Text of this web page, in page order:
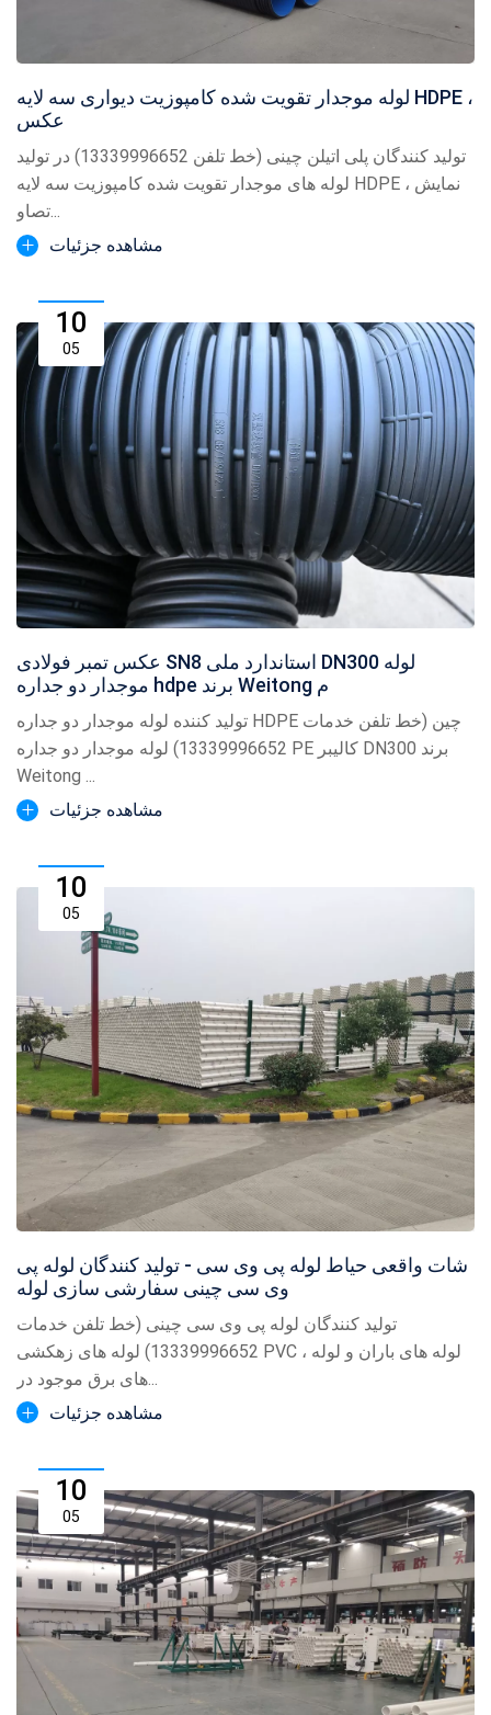
لوله موجدار تقویت شده کامپوزیت دیواری سه لایه HDPE ،
عکس
تولید کنندگان پلی اتیلن چینی (خط تلفن 13339996652) در تولید
لوله های موجدار تقویت شده کامپوزیت سه لایه HDPE ، نمایش
تصاو...
مشاهده جزئیات
10
05
عکس تمبر فولادی SN8 استاندارد ملی DN300 لوله
موجدار دو جداره hdpe برند Weitong م
تولید کننده لوله موجدار دو جداره HDPE چین (خط تلفن خدمات
13339996652) لوله موجدار دو جداره PE کالیبر DN300 برند
Weitong ...
مشاهده جزئیات
10
05
شات واقعی حیاط لوله پی وی سی - تولید کنندگان لوله پی
وی سی چینی سفارشی سازی لوله
تولید کنندگان لوله پی وی سی چینی (خط تلفن خدمات
13339996652) لوله های زهکشی PVC ، لوله های باران و لوله
های برق موجود در...
مشاهده جزئیات
10
05